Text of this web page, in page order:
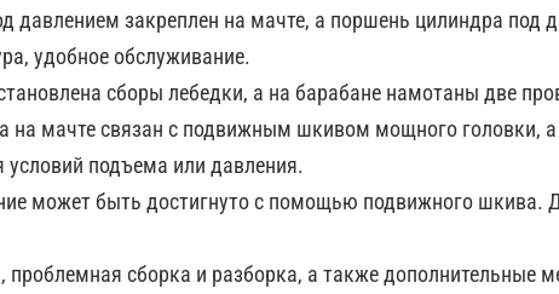
давлением закреплен на мачте, а поршень цилиндра под
удобное обслуживание.
​​сборы лебедки, а на барабане намотаны две
на мачте связан с подвижным шкивом мощного головки,
условий подъема или давления.
может быть достигнуто с помощью подвижного шкива.
проблемная сборка и разборка, а также дополнительные